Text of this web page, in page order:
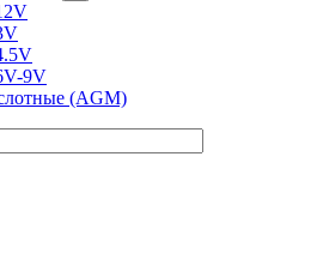
9V
(AGM)